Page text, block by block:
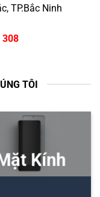
TP.Bắc Ninh
308
TÔI
Kính